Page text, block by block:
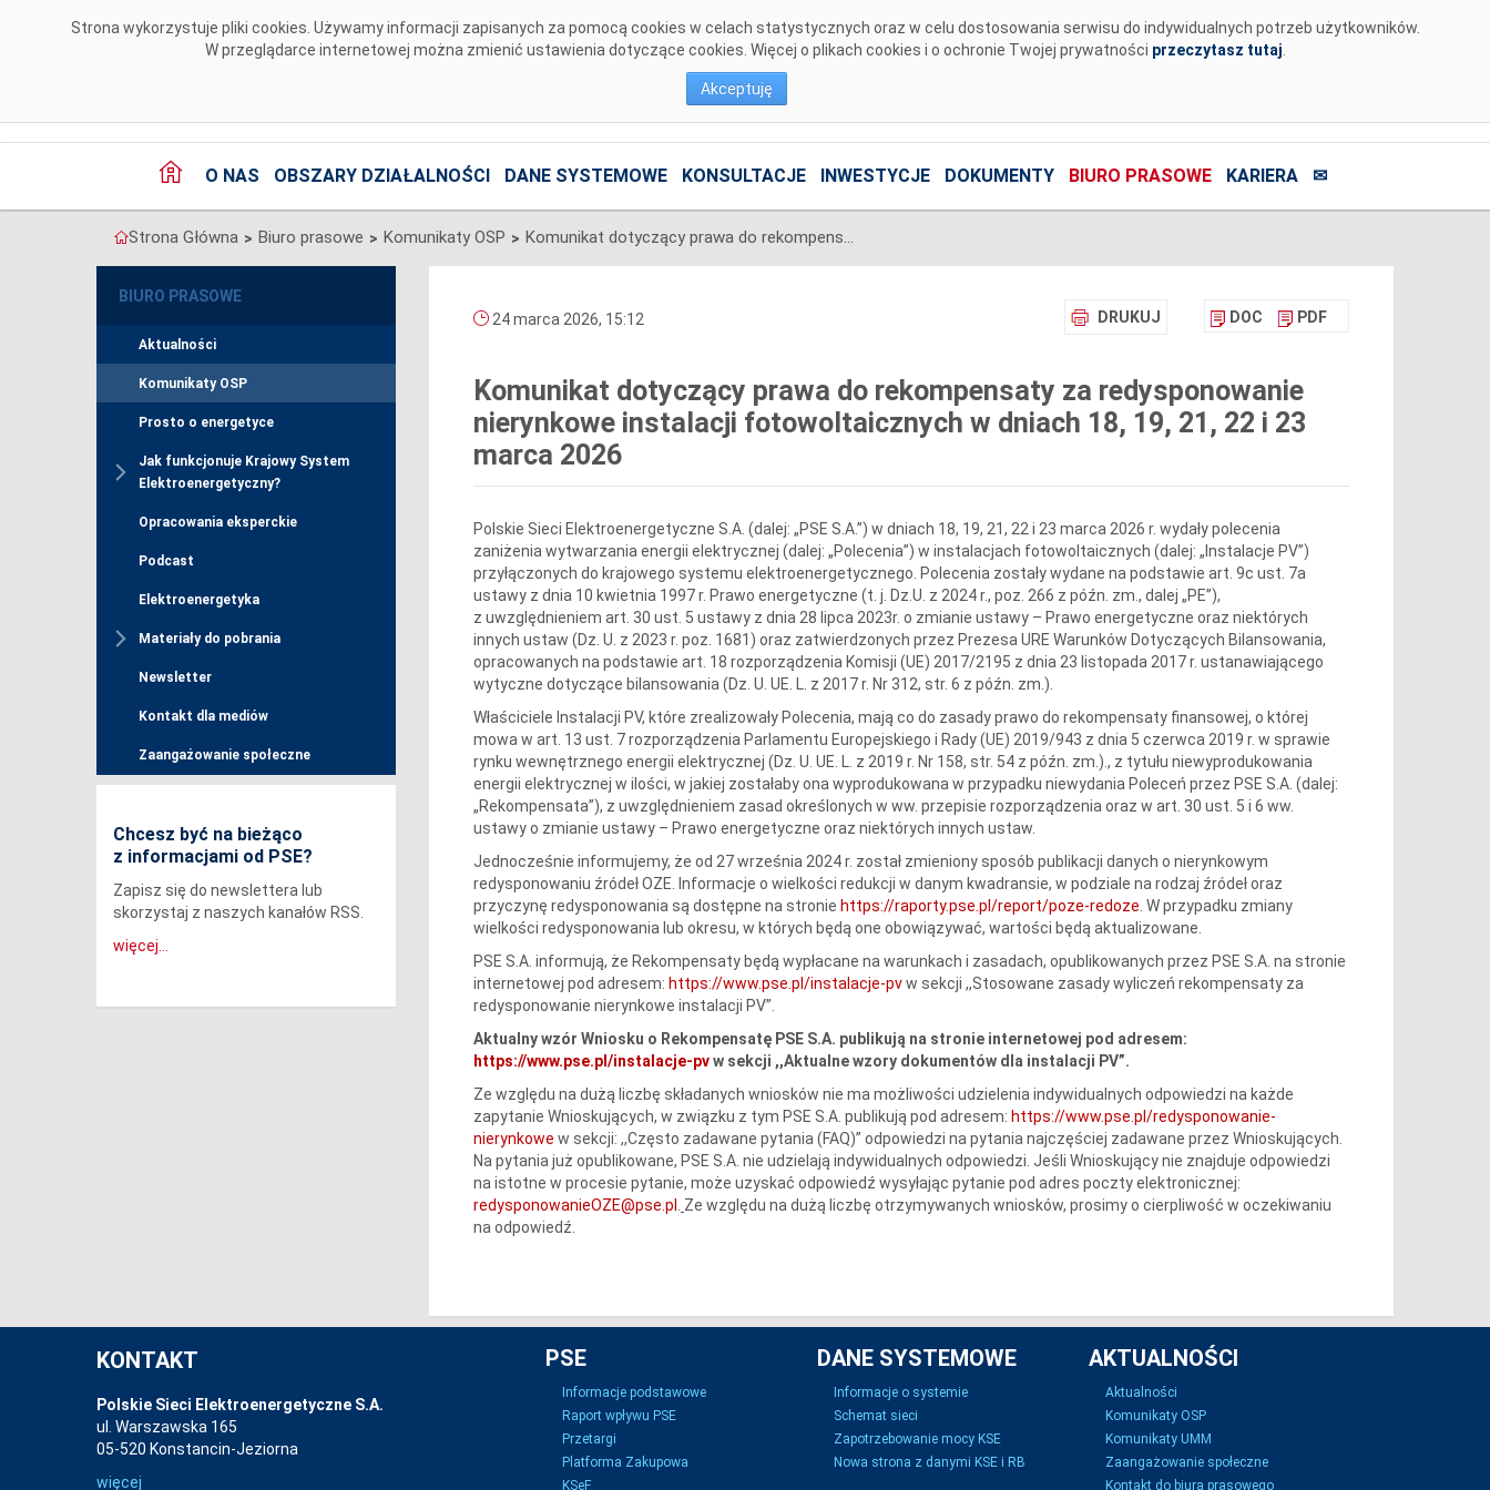
Strona wykorzystuje pliki cookies. Używamy informacji zapisanych za pomocą cookies w celach statystycznych oraz w celu dostosowania serwisu do indywidualnych potrzeb użytkowników.
W przeglądarce internetowej można zmienić ustawienia dotyczące cookies. Więcej o plikach cookies i o ochronie Twojej prywatności przeczytasz tutaj
Akceptuję
O NAS OBSZARY DZIAŁALNOŚCI DANE SYSTEMOWE KONSULTACJE INWESTYCJE DOKUMENTY BIURO PRASOWE KARIERA ✉
Strona Główna > Biuro prasowe > Komunikaty OSP > Komunikat dotyczący prawa do rekompensaty za redysponowanie nierynkowe instalacji fotowoltaicznych w dniach 18, 19, 21, 22 i 23 marca 2026
BIURO PRASOWE
Aktualności
Komunikaty OSP
Prosto o energetyce
Jak funkcjonuje Krajowy System
Elektroenergetyczny?
Opracowania eksperckie
Podcast
Elektroenergetyka
Materiały do pobrania
Newsletter
Kontakt dla mediów
Zaangażowanie społeczne
Chcesz być na bieżąco
z informacjami od PSE?
Zapisz się do newslettera lub
skorzystaj z naszych kanałów RSS.
więcej...
DRUKUJ DOC PDF
24 marca 2026, 15:12
Komunikat dotyczący prawa do rekompensaty za redysponowanie
nierynkowe instalacji fotowoltaicznych w dniach 18, 19, 21, 22 i 23
marca 2026
Polskie Sieci Elektroenergetyczne S.A. (dalej: „PSE S.A.”) w dniach 18, 19, 21, 22 i 23 marca 2026 r. wydały polecenia
zaniżenia wytwarzania energii elektrycznej (dalej: „Polecenia”) w instalacjach fotowoltaicznych (dalej: „Instalacje PV”)
przyłączonych do krajowego systemu elektroenergetycznego. Polecenia zostały wydane na podstawie art. 9c ust. 7a
ustawy z dnia 10 kwietnia 1997 r. Prawo energetyczne (t. j. Dz.U. z 2024 r., poz. 266 z późn. zm., dalej „PE”),
z uwzględnieniem art. 30 ust. 5 ustawy z dnia 28 lipca 2023r. o zmianie ustawy – Prawo energetyczne oraz niektórych
innych ustaw (Dz. U. z 2023 r. poz. 1681) oraz zatwierdzonych przez Prezesa URE Warunków Dotyczących Bilansowania,
opracowanych na podstawie art. 18 rozporządzenia Komisji (UE) 2017/2195 z dnia 23 listopada 2017 r. ustanawiającego
wytyczne dotyczące bilansowania (Dz. U. UE. L. z 2017 r. Nr 312, str. 6 z późn. zm.).
Właściciele Instalacji PV, które zrealizowały Polecenia, mają co do zasady prawo do rekompensaty finansowej, o której
mowa w art. 13 ust. 7 rozporządzenia Parlamentu Europejskiego i Rady (UE) 2019/943 z dnia 5 czerwca 2019 r. w sprawie
rynku wewnętrznego energii elektrycznej (Dz. U. UE. L. z 2019 r. Nr 158, str. 54 z późn. zm.)., z tytułu niewyprodukowania
energii elektrycznej w ilości, w jakiej zostałaby ona wyprodukowana w przypadku niewydania Poleceń przez PSE S.A. (dalej:
„Rekompensata”), z uwzględnieniem zasad określonych w ww. przepisie rozporządzenia oraz w art. 30 ust. 5 i 6 ww.
ustawy o zmianie ustawy – Prawo energetyczne oraz niektórych innych ustaw.
Jednocześnie informujemy, że od 27 września 2024 r. został zmieniony sposób publikacji danych o nierynkowym
redysponowaniu źródeł OZE. Informacje o wielkości redukcji w danym kwadransie, w podziale na rodzaj źródeł oraz
przyczynę redysponowania są dostępne na stronie https://raporty.pse.pl/report/poze-redoze . W przypadku zmiany
wielkości redysponowania lub okresu, w których będą one obowiązywać, wartości będą aktualizowane.
PSE S.A. informują, że Rekompensaty będą wypłacane na warunkach i zasadach, opublikowanych przez PSE S.A. na stronie
internetowej pod adresem: https://www.pse.pl/instalacje-pvw sekcji ,,Stosowane zasady wyliczeń rekompensaty za
redysponowanie nierynkowe instalacji PV”.
Aktualny wzór Wniosku o Rekompensatę PSE S.A. publikują na stronie internetowej pod adresem:
https://www.pse.pl/instalacje-pvw sekcji ,,Aktualne wzory dokumentów dla instalacji PV”.
Ze względu na dużą liczbę składanych wniosków nie ma możliwości udzielenia indywidualnych odpowiedzi na każde
zapytanie Wnioskujących, w związku z tym PSE S.A. publikują pod adresem: https://www.pse.pl/redysponowanie-
nierynkowe w sekcji: ,,Często zadawane pytania (FAQ)” odpowiedzi na pytania najczęściej zadawane przez Wnioskujących.
Na pytania już opublikowane, PSE S.A. nie udzielają indywidualnych odpowiedzi. Jeśli Wnioskujący nie znajduje odpowiedzi
na istotne w procesie pytanie, może uzyskać odpowiedź wysyłając pytanie pod adres poczty elektronicznej:
redysponowanieOZE@pse.pl
Ze względu na dużą liczbę otrzymywanych wniosków, prosimy o cierpliwość w oczekiwaniu
na odpowiedź.
KONTAKT
Polskie Sieci Elektroenergetyczne S.A.
ul. Warszawska 165
05-520 Konstancin-Jeziorna
więcej
PSE
Informacje podstawowe
Raport wpływu PSE
Przetargi
Platforma Zakupowa
KSeF
DANE SYSTEMOWE
Informacje o systemie
Schemat sieci
Zapotrzebowanie mocy KSE
Nowa strona z danymi KSE i RB
AKTUALNOŚCI
Aktualności
Komunikaty OSP
Komunikaty UMM
Zaangażowanie społeczne
Kontakt do biura prasowego